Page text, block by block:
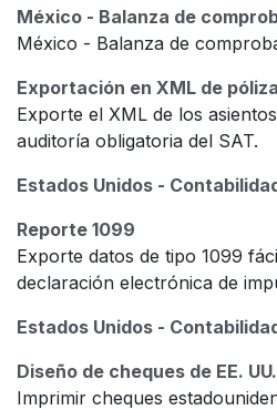
México - Balanza de
México - Balanza de
Exportación en XML de
Exporte el XML de los
auditoría obligatoria del SAT.
Estados Unidos -
Reporte 1099
Exporte datos de tipo 1099
declaración electrónica de
Estados Unidos -
Diseño de cheques de EE. UU.
Imprimir cheques